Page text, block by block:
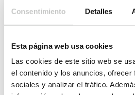
Consentimiento Detalles
Esta página web usa cookies
Las cookies de este sitio web se
el contenido y los anuncios, ofrecer
sociales y analizar el tráfico.
cocina 7,10
salón comedor
dormitorio 02
baño 02 4,97
vestidor 6,65
dormitorio ppal